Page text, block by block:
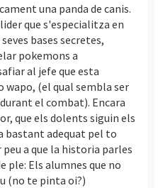
una panda de canis.
que s'especialitza en
bases secretes,
pokemons a
al jefe que esta
(el qual sembla ser
el combat). Encara
que els dolents siguin els
bastant adequat pel to
a que la historia parles
ple: Els alumnes que no
(no te pinta oi?)